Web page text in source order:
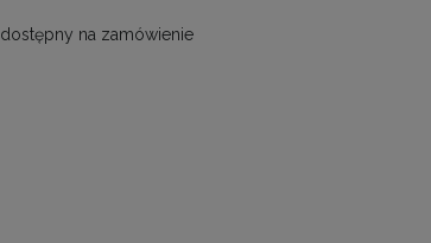
dostępny na zamówienie